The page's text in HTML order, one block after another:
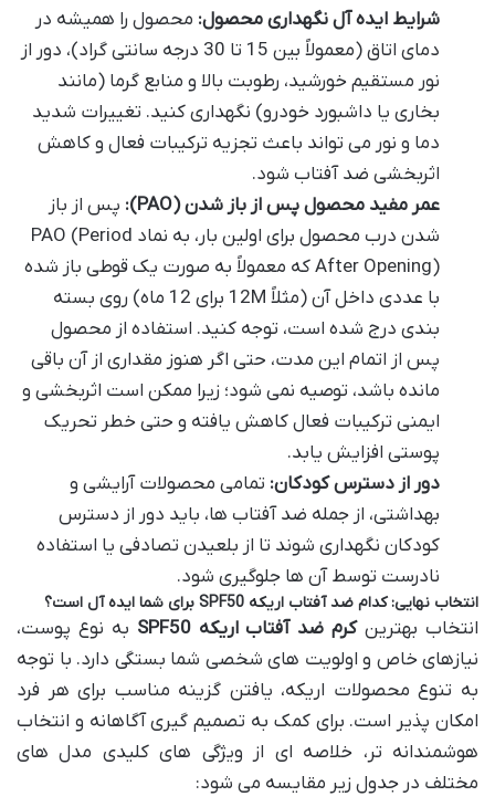
شرایط ایده آل نگهداری محصول: محصول را همیشه در
دمای اتاق (معمولاً بین 15 تا 30 درجه سانتی گراد)، دور از
نور مستقیم خورشید، رطوبت بالا و منابع گرما (مانند
بخاری یا داشبورد خودرو) نگهداری کنید. تغییرات شدید
دما و نور می تواند باعث تجزیه ترکیبات فعال و کاهش
اثربخشی ضد آفتاب شود.
عمر مفید محصول پس از باز شدن (PAO):
پس از باز
شدن درب محصول برای اولین بار، به نماد PAO (Period
After Opening) که معمولاً به صورت یک قوطی باز شده
با عددی داخل آن (مثلاً 12M برای 12 ماه) روی بسته
بندی درج شده است، توجه کنید. استفاده از محصول
پس از اتمام این مدت، حتی اگر هنوز مقداری از آن باقی
مانده باشد، توصیه نمی شود؛ زیرا ممکن است اثربخشی و
ایمنی ترکیبات فعال کاهش یافته و حتی خطر تحریک
پوستی افزایش یابد.
دور از دسترس کودکان: تمامی محصولات آرایشی و
بهداشتی، از جمله ضد آفتاب ها، باید دور از دسترس
کودکان نگهداری شوند تا از بلعیدن تصادفی یا استفاده
نادرست توسط آن ها جلوگیری شود.
انتخاب نهایی: کدام ضد آفتاب اریکه SPF50 برای شما ایده آل است؟
انتخاب بهترینکرم ضد آفتاب اریکه SPF50
به نوع پوست،
نیازهای خاص و اولویت های شخصی شما بستگی دارد. با توجه
به تنوع محصولات اریکه، یافتن گزینه مناسب برای هر فرد
امکان پذیر است. برای کمک به تصمیم گیری آگاهانه و انتخاب
هوشمندانه تر، خلاصه ای از ویژگی های کلیدی مدل های
مختلف در جدول زیر مقایسه می شود: